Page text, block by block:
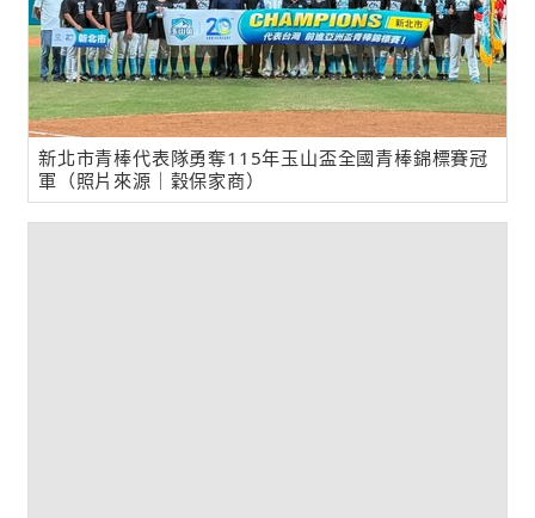
新北市青棒代表隊勇奪115年玉山盃全國青棒錦標賽冠
軍（照片來源｜穀保家商）